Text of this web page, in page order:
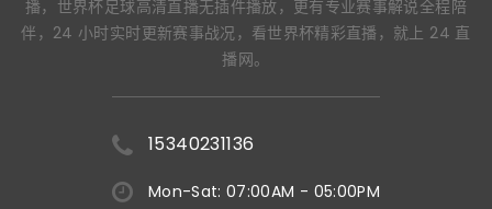
播，世界杯足球高清直播无插件播放，更有专业赛事解说全程陪
伴，24 小时实时更新赛事战况，看世界杯精彩直播，就上 24 直
播网。
15340231136
Mon-Sat: 07:00AM - 05:00PM